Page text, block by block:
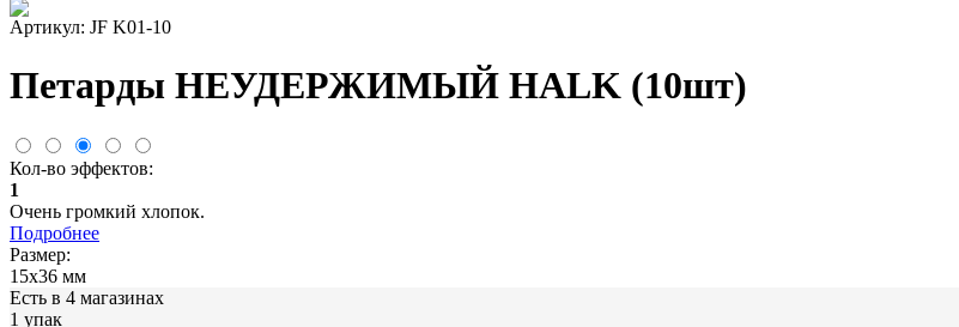
Артикул: JF K01-10
Петарды НЕУДЕРЖИМЫЙ HALK (10шт)
Кол-во эффектов:
1
Очень громкий хлопок.
Подробнее
Размер:
15х36 мм
Есть в 4 магазинах
1 упак